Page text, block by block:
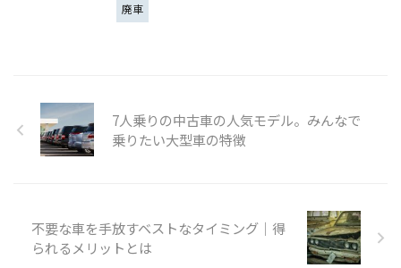
廃車
7人乗りの中古車の人気モデル。みんなで
乗りたい大型車の特徴
不要な車を手放すベストなタイミング｜得
られるメリットとは